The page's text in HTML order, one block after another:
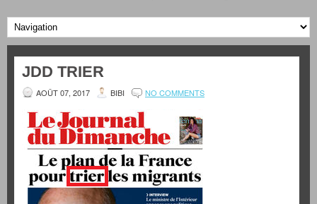
JDD TRIER
AOÛT 07, 2017 BIBI NO COMMENTS